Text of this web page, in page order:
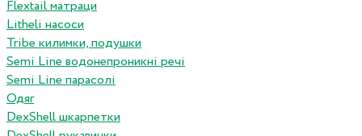
Flextail матраци
Litheli насоси
Tribe килимки, подушки
Semi Line водонепроникні речі
Semi Line парасолі
Одяг
DexShell шкарпетки